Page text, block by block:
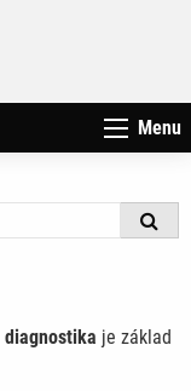
Menu
diagnostika je základ